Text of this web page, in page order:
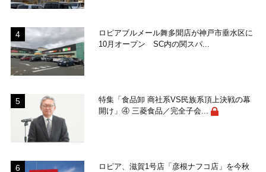
ロピアブルメール舞多聞店が神戸市垂水区に
10月オープン SC内の関スパ...
特集「食品卸 商社系VS民族系頂上決戦の幕
開け」④ 三菱食品／完全子会...
ロピア、滋賀1号店「彦根ナフコ店」を今秋